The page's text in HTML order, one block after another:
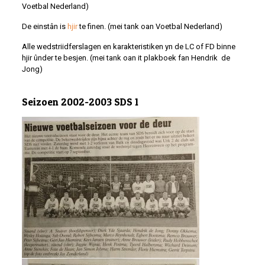
Voetbal Nederland)
De einstân is hjirte finen. (mei tank oan Voetbal Nederland)
Alle wedstriidferslagen en karakteristiken yn de LC of FD binne
hjir ûnder te besjen. (mei tank oan it plakboek fan Hendrik de
Jong)
Seizoen 2002-2003 SDS 1